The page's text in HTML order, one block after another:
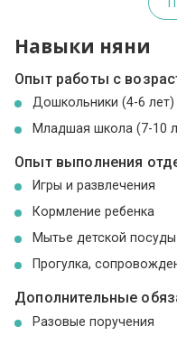
Навыки няни
Опыт работы с
Дошкольники (4-6 лет)
Младшая школа (7-10
Опыт выполнения
Игры и развлечения
Кормление ребенка
Мытье детской посуды
Прогулка,
Дополнительные
Разовые поручения